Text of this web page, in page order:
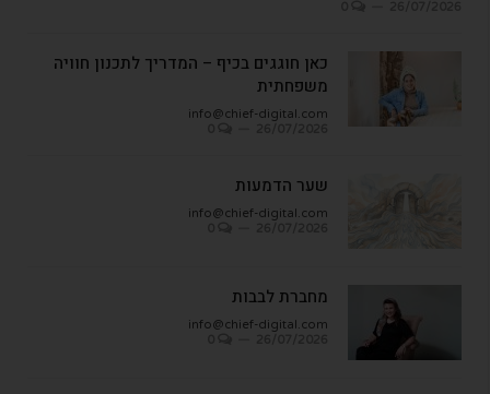
כאן חוגגים בכיף – המדריך לתכנון חוויה
משפחתית
info@chief-digital.com
שער הדמעות
info@chief-digital.com
מחברת לבבות
info@chief-digital.com